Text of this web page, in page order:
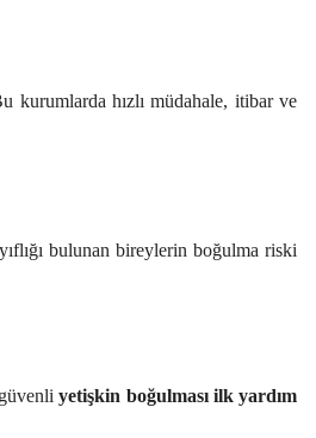
kurumlarda hızlı müdahale, itibar ve
bulunan bireylerin boğulma riski
güvenliyetişkin boğulması ilk yardım